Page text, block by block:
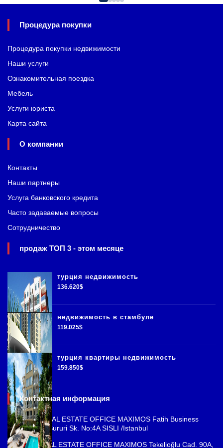
Процедура покупки
Процедура покупки недвижимости
Наши услуги
Ознакомительная поездка
Мебель
Услуги юриста
Карта сайта
О компании
Контакты
Наши партнеры
Услуга банковского кредита
Часто задаваемые вопросы
Сотрудничество
продаж ТОП 3 - этом месяце
турция недвижимость
136.620$
недвижимость в стамбуле
119.025$
турция квартиры недвижимость
159.850$
Контактная информация
ISTANBUL REAL ESTATE OFFICE MAXIMOS Fatih Business
Park, Cemal Sururi Sk. No:4A SISLI /Istanbul
ANTALYA REAL ESTATE OFFICE MAXIMOS Tekelioğlu Cad. 90A,